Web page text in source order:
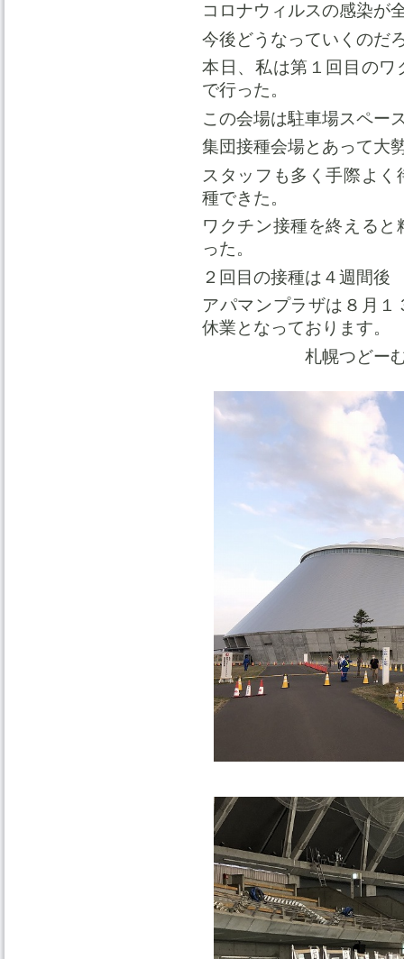
コロナウィルスの感染が
今後どうなっていくのだ
本日、私は第１回目の
で行った。
この会場は駐車場スペー
集団接種会場とあって大
スタッフも多く手際よ
種できた。
ワクチン接種を終える
った。
２回目の接種は４週間
アパマンプラザは８月
休業となっております。
札幌つどーむワ